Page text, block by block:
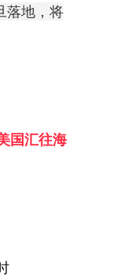
落地，将
国汇往海